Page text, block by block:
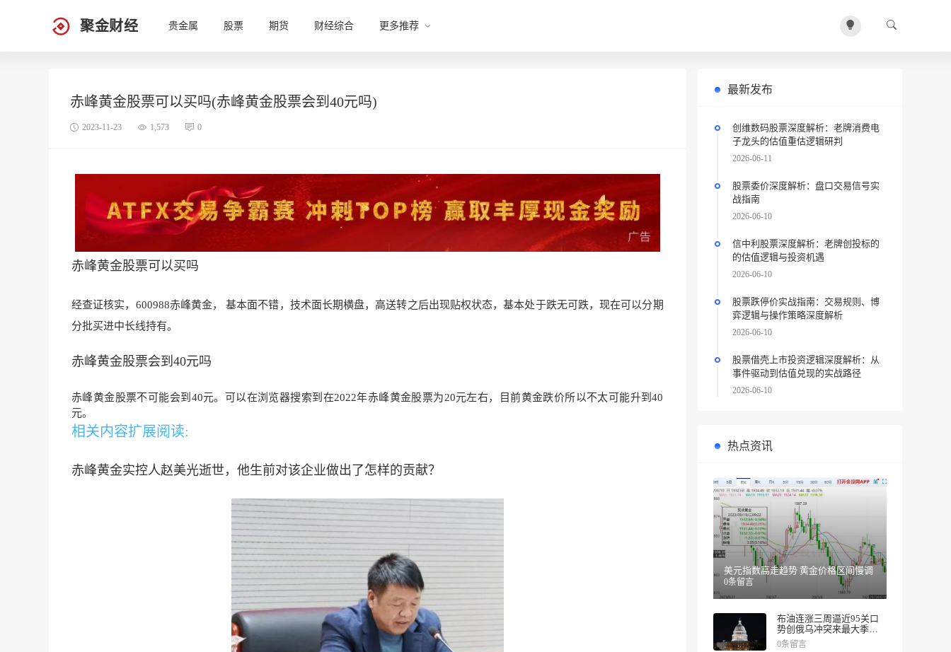
聚金财经 贵金属 股票 期货 财经综合 更多推荐
赤峰黄金股票可以买吗(赤峰黄金股票会到40元吗)
2023-11-23 1,573 0
赤峰黄金股票可以买吗
经查证核实，600988赤峰黄金， 基本面不错，技术面长期横盘，高送转之后出现贴权状态，基本处于跌无可跌，现在可以分期
分批买进中长线持有。
赤峰黄金股票会到40元吗
赤峰黄金股票不可能会到40元。可以在浏览器搜索到在2022年赤峰黄金股票为20元左右，目前黄金跌价所以不太可能升到40
元。
相关内容扩展阅读:
赤峰黄金实控人赵美光逝世，他生前对该企业做出了怎样的贡献？
最新发布
创维数码股票深度解析：老牌消费电
子龙头的估值重估逻辑研判
2026-06-11
股票委价深度解析：盘口交易信号实
战指南
2026-06-10
信中利股票深度解析：老牌创投标的
的估值逻辑与投资机遇
2026-06-10
股票跌停价实战指南：交易规则、博
弈逻辑与操作策略深度解析
2026-06-10
股票借壳上市投资逻辑深度解析：从
事件驱动到估值兑现的实战路径
2026-06-10
热点资讯
美元指数高走趋势 黄金价格区间慢调
0条留言
布油连涨三周逼近95关口
势创俄乌冲突来最大季度
涨幅
0条留言